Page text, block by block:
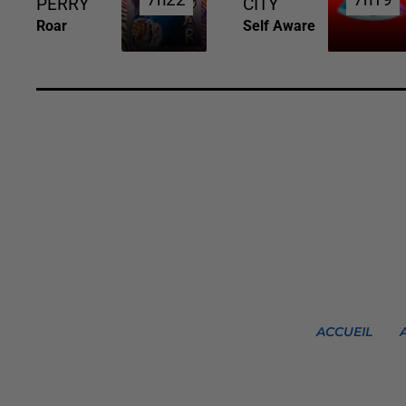
PERRY
Roar
CITY
Self Aware
ACCUEIL